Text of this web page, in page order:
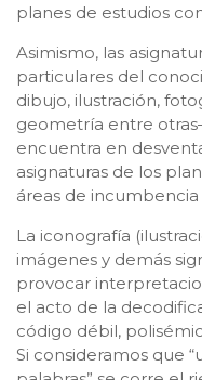
planes de estudios
Asimismo, las
particulares del
dibujo, ilustración,
geometría entre
encuentra en
asignaturas de los
áreas de
La iconografía
imágenes y demás
provocar
el acto de la
código débil,
Si consideramos que